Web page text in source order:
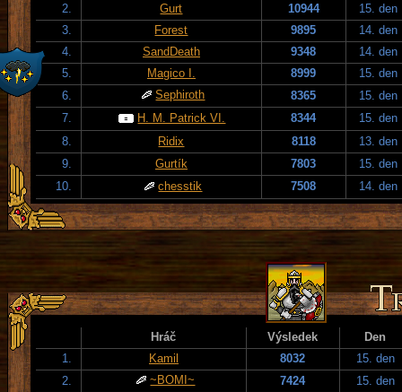
2.
Gurt 10944
15. den
3.
Forest 9895
14. den
4.
SandDeath 9348
14. den
5.
Magico I. 8999
15. den
6.
Sephiroth 8365
15. den
7.
H. M. Patrick VI. 8344
15. den
8.
Ridix 8118
13. den
9.
Gurtík 7803
15. den
10.
chesstik 7508 14. den
Hráč Výsledek
Den
1.
Kamil 8032
15. den
2.
~BOMI~ 7424
15. den